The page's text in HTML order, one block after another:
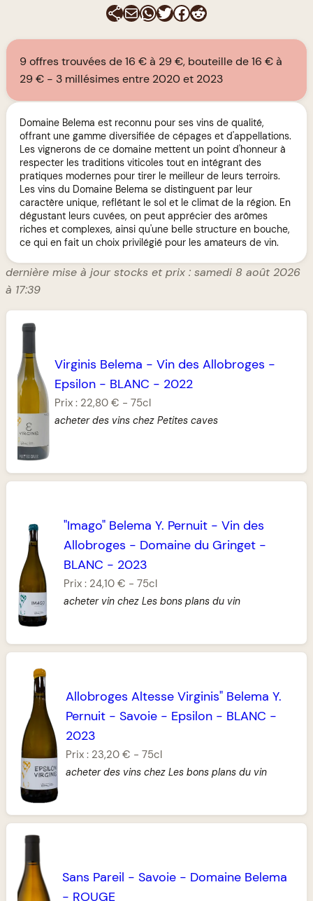
E-mailWhatsApp
Twitter
Facebook
Reddit
9 offres trouvées de 16 € à 29 €, bouteille de 16 € à
29 €
3 millésimes entre 2020 et 2023
Domaine Belema est reconnu pour ses vins de qualité,
offrant une gamme diversifiée de cépages et d'appellations.
Les vignerons de ce domaine mettent un point d'honneur à
respecter les traditions viticoles tout en intégrant des
pratiques modernes pour tirer le meilleur de leurs terroirs.
Les vins du Domaine Belema se distinguent par leur
caractère unique, reflétant le sol et le climat de la région. En
dégustant leurs cuvées, on peut apprécier des arômes
riches et complexes, ainsi qu'une belle structure en bouche,
ce qui en fait un choix privilégié pour les amateurs de vin.
dernière mise à jour stocks et prix : samedi 8 août 2026
à 17:39
Virginis Belema -Vin des Allobroges -
Epsilon - BLANC - 2022
Prix : 22,80 € -75cl
acheter des vins chez Petites caves
"Imago" Belema Y. Pernuit- Vin des
Allobroges - Domaine du Gringet-
BLANC - 2023
Prix : 24,10 € - 75cl
acheter vin chez Les bons plans du vin
Allobroges Altesse Virginis" Belema Y.
Pernuit -Savoie - Epsilon - BLANC -
2023
Prix : 23,20 € -75cl
acheter des vins chez Les bons plans du vin
Sans Pareil - Savoie- Domaine Belema
- ROUGE